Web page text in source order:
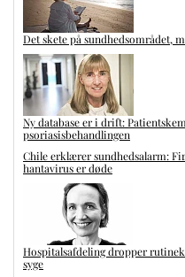
Det skete på sundhedsområdet,
Ny database er i drift:
psoriasisbehandlingen
Chile erklærer sundhedsalarm:
hantavirus er døde
Hospitalsafdeling dropper
syge